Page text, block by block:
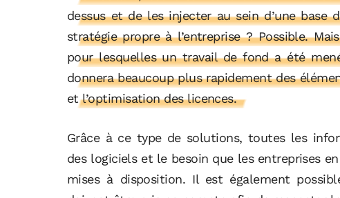
dessus et de les injecter au sein d’une base
stratégie propre à l’entreprise ? Possible.
pour lesquelles un travail de fond a été
donnera beaucoup plus rapidement des
et l’optimisation des licences.
Grâce à ce type de solutions, toutes les
des logiciels et le besoin que les entreprises
mises à disposition. Il est également